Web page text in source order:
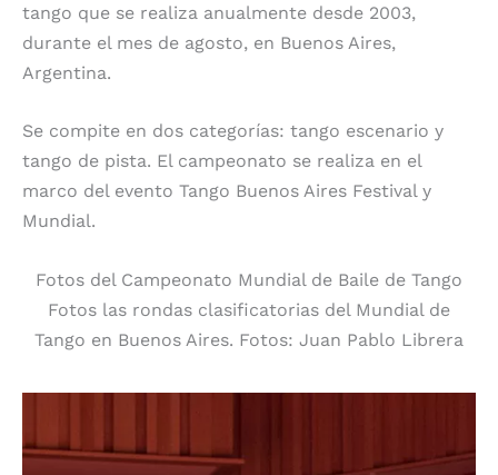
tango que se realiza anualmente desde 2003,
durante el mes de agosto, en Buenos Aires,
Argentina.
Se compite en dos categorías: tango escenario y
tango de pista. El campeonato se realiza en el
marco del evento Tango Buenos Aires Festival y
Mundial.
Fotos del Campeonato Mundial de Baile de Tango
Fotos las rondas clasificatorias del Mundial de
Tango en Buenos Aires. Fotos: Juan Pablo Librera